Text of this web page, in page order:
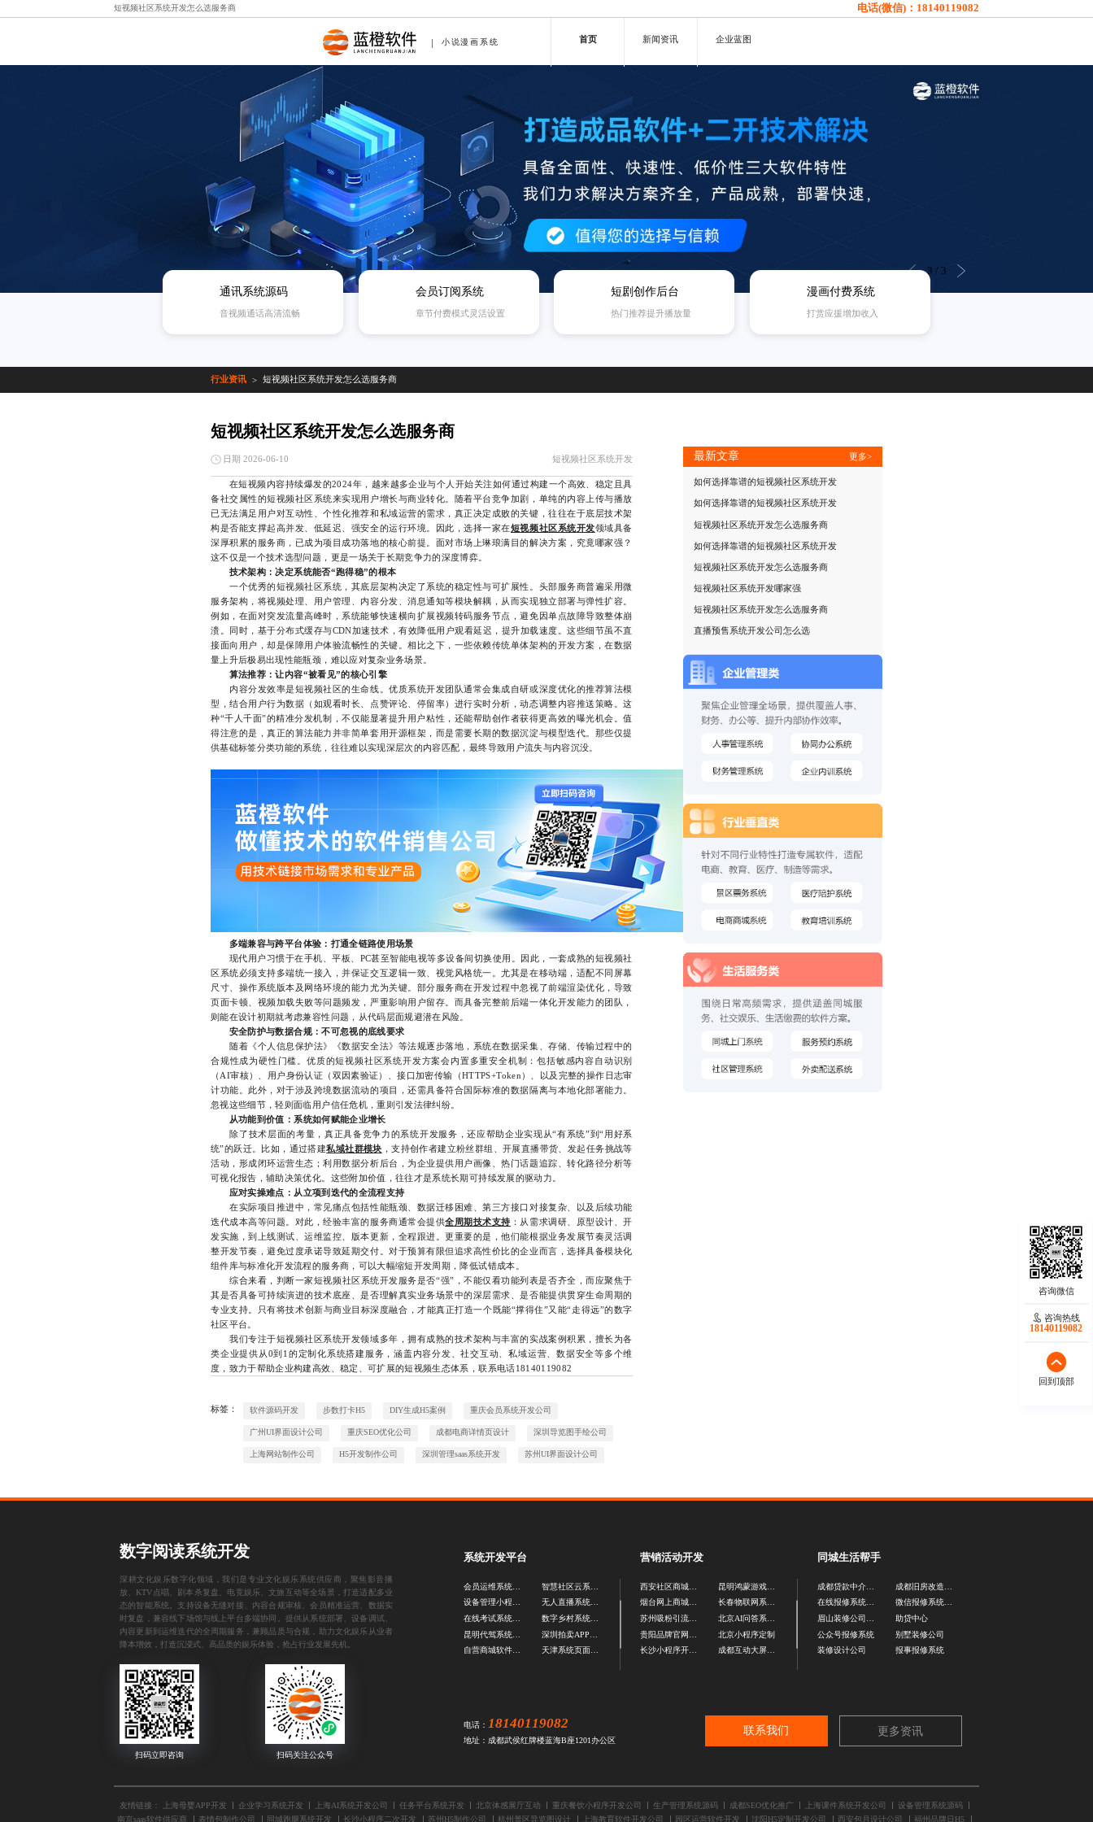
短视频社区系统开发怎么选服务商 电话(微信)： 18140119082
小说漫画系统 首页 新闻资讯 企业蓝图
3 / 3
通讯系统源码
音视频通话高清流畅
会员订阅系统
章节付费模式灵活设置
短剧创作后台
热门推荐提升播放量
漫画付费系统
打赏应援增加收入
行业资讯 > 短视频社区系统开发怎么选服务商
短视频社区系统开发怎么选服务商
日期 2026-06-10 短视频社区系统开发
在短视频内容持续爆发的2024年，越来越多企业与个人开始关注如何通过构建一个高效、稳定且具
备社交属性的短视频社区系统来实现用户增长与商业转化。随着平台竞争加剧，单纯的内容上传与播放
已无法满足用户对互动性、个性化推荐和私域运营的需求，真正决定成败的关键，往往在于底层技术架
构是否能支撑起高并发、低延迟、强安全的运行环境。因此，选择一家在短视频社区系统开发领域具备
深厚积累的服务商，已成为项目成功落地的核心前提。面对市场上琳琅满目的解决方案，究竟哪家强？
这不仅是一个技术选型问题，更是一场关于长期竞争力的深度博弈。
技术架构：决定系统能否“跑得稳”的根本
一个优秀的短视频社区系统，其底层架构决定了系统的稳定性与可扩展性。头部服务商普遍采用微
服务架构，将视频处理、用户管理、内容分发、消息通知等模块解耦，从而实现独立部署与弹性扩容。
例如，在面对突发流量高峰时，系统能够快速横向扩展视频转码服务节点，避免因单点故障导致整体崩
溃。同时，基于分布式缓存与CDN加速技术，有效降低用户观看延迟，提升加载速度。这些细节虽不直
接面向用户，却是保障用户体验流畅性的关键。相比之下，一些依赖传统单体架构的开发方案，在数据
量上升后极易出现性能瓶颈，难以应对复杂业务场景。
算法推荐：让内容“被看见”的核心引擎
内容分发效率是短视频社区的生命线。优质系统开发团队通常会集成自研或深度优化的推荐算法模
型，结合用户行为数据（如观看时长、点赞评论、停留率）进行实时分析，动态调整内容推送策略。这
种“千人千面”的精准分发机制，不仅能显著提升用户粘性，还能帮助创作者获得更高效的曝光机会。值
得注意的是，真正的算法能力并非简单套用开源框架，而是需要长期的数据沉淀与模型迭代。那些仅提
供基础标签分类功能的系统，往往难以实现深层次的内容匹配，最终导致用户流失与内容沉没。
多端兼容与跨平台体验：打通全链路使用场景
现代用户习惯于在手机、平板、PC甚至智能电视等多设备间切换使用。因此，一套成熟的短视频社
区系统必须支持多端统一接入，并保证交互逻辑一致、视觉风格统一。尤其是在移动端，适配不同屏幕
尺寸、操作系统版本及网络环境的能力尤为关键。部分服务商在开发过程中忽视了前端渲染优化，导致
页面卡顿、视频加载失败等问题频发，严重影响用户留存。而具备完整前后端一体化开发能力的团队，
则能在设计初期就考虑兼容性问题，从代码层面规避潜在风险。
安全防护与数据合规：不可忽视的底线要求
随着《个人信息保护法》《数据安全法》等法规逐步落地，系统在数据采集、存储、传输过程中的
合规性成为硬性门槛。优质的短视频社区系统开发方案会内置多重安全机制：包括敏感内容自动识别
（AI审核）、用户身份认证（双因素验证）、接口加密传输（HTTPS+Token）、以及完整的操作日志审
计功能。此外，对于涉及跨境数据流动的项目，还需具备符合国际标准的数据隔离与本地化部署能力。
忽视这些细节，轻则面临用户信任危机，重则引发法律纠纷。
从功能到价值：系统如何赋能企业增长
除了技术层面的考量，真正具备竞争力的系统开发服务，还应帮助企业实现从“有系统”到“用好系
统”的跃迁。比如，通过搭建私域社群模块 ，支持创作者建立粉丝群组、开展直播带货、发起任务挑战等
活动，形成闭环运营生态；利用数据分析后台，为企业提供用户画像、热门话题追踪、转化路径分析等
可视化报告，辅助决策优化。这些附加价值，往往才是系统长期可持续发展的驱动力。
应对实操难点：从立项到迭代的全流程支持
在实际项目推进中，常见痛点包括性能瓶颈、数据迁移困难、第三方接口对接复杂、以及后续功能
迭代成本高等问题。对此，经验丰富的服务商通常会提供全周期技术支持 ：从需求调研、原型设计、开
发实施，到上线测试、运维监控、版本更新，全程跟进。更重要的是，他们能根据业务发展节奏灵活调
整开发节奏，避免过度承诺导致延期交付。对于预算有限但追求高性价比的企业而言，选择具备模块化
组件库与标准化开发流程的服务商，可以大幅缩短开发周期，降低试错成本。
综合来看，判断一家短视频社区系统开发服务是否“强”，不能仅看功能列表是否齐全，而应聚焦于
其是否具备可持续演进的技术底座、是否理解真实业务场景中的深层需求、是否能提供贯穿生命周期的
专业支持。只有将技术创新与商业目标深度融合，才能真正打造一个既能“撑得住”又能“走得远”的数字
社区平台。
我们专注于短视频社区系统开发领域多年，拥有成熟的技术架构与丰富的实战案例积累，擅长为各
类企业提供从0到1的定制化系统搭建服务，涵盖内容分发、社交互动、私域运营、数据安全等多个维
度，致力于帮助企业构建高效、稳定、可扩展的短视频生态体系，联系电话18140119082
标签： 软件源码开发 步数打卡H5 DIY生成H5案例 重庆会员系统开发公司
广州UI界面设计公司 重庆SEO优化公司 成都电商详情页设计 深圳导览图手绘公司
上海网站制作公司 H5开发制作公司 深圳管理saas系统开发 苏州UI界面设计公司
最新文章 更多>
如何选择靠谱的短视频社区系统开发
如何选择靠谱的短视频社区系统开发
短视频社区系统开发怎么选服务商
如何选择靠谱的短视频社区系统开发
短视频社区系统开发怎么选服务商
短视频社区系统开发哪家强
短视频社区系统开发怎么选服务商
直播预售系统开发公司怎么选
数字阅读系统开发
深耕文化娱乐数字化领域，我们是专业文化娱乐系统供应商，聚焦影音播
放、KTV点唱、剧本杀复盘、电竞娱乐、文旅互动等全场景，打造适配多业
态的智能系统。支持设备无缝对接、内容合规审核、会员精准运营、数据实
时复盘，兼容线下场馆与线上平台多端协同。提供从系统部署、设备调试、
内容更新到运维迭代的全周期服务，兼顾品质与合规，助力文化娱乐从业者
降本增效，打造沉浸式、高品质的娱乐体验，抢占行业发展先机。
系统开发平台
会员运维系统源码
设备管理小程序开发
在线考试系统开发
昆明代驾系统开发公司
自营商城软件开发
无人直播系统源码
天津系统页面设计
营销活动开发
烟台网上商城开发
长沙小程序开发制作
长春物联网系统开发
北京小程序定制
成都互动大屏开发
同城生活帮手
成都贷款中介平台
在线报修系统定制
公众号报修系统
装修设计公司
微信报修系统定制
助贷中心
别墅装修公司
报事报修系统
电话： 18140119082
地址：成都武侯红牌楼蓝海B座1201办公区
联系我们 更多资讯
友情链接： 上海母婴APP开发 企业学习系统开发 上海AI系统开发公司 任务平台系统开发 北京体感展厅互动 重庆餐饮小程序开发公司 生产管理系统源码 成都SEO优化推广 上海课件系统开发公司
设备管理系统源码
南京saas软件供应商
表情包制作公司 同城跑腿系统开发 长沙小程序二次开发 苏州H5制作公司 杭州景区导览图设计 上海教育软件开发公司 园区运营软件开发 沈阳H5定制开发公司 西安包月设计公司 福州品牌日H5
咨询热线
18140119082
回到顶部